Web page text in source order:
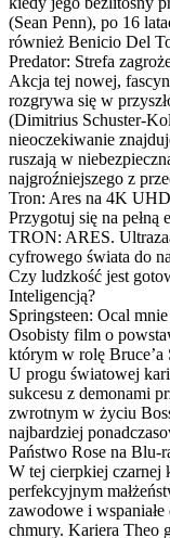
(Sean Penn), po 16
również Benicio Del
Predator: Strefa
Akcja tej nowej,
rozgrywa się w
(Dimitrius Schuster-
nieoczekiwanie
ruszają w
najgroźniejszego z
Tron: Ares na 4K
Przygotuj się na
TRON: ARES.
cyfrowego świata do
Czy ludzkość jest
Inteligencją?
Springsteen: Ocal
Osobisty film o
którym w rolę Bruce’a
U progu światowej
sukcesu z demonami
zwrotnym w życiu
najbardziej
Państwo Rose na
W tej cierpkiej czarnej
perfekcyjnym
zawodowe i
chmury. Kariera Theo